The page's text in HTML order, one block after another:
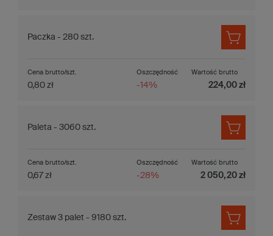
Paczka - 280 szt.
Oszczędność
-14%
Cena brutto/szt.
0,80 zł
Wartość brutto
224,00 zł
Paleta - 3060 szt.
Oszczędność
-28%
Cena brutto/szt.
0,67 zł
Wartość brutto
2 050,20 zł
Zestaw 3 palet - 9180 szt.